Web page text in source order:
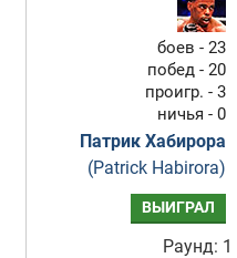
боев - 23
побед - 20
проигр. - 3
ничья - 0
Патрик Хабирора
(Patrick Habirora)
ВЫИГРАЛ
Раунд: 1